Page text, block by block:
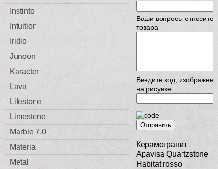
Instinto
Intuition
Iridio
Junoon
Karacter
Lava
Lifestone
Limestone
Marble 7.0
Materia
Metal
Ваши вопросы
товара
Введите код,
на рисунке
Отправить
Керамогранит
Apavisa Quartzstone
Habitat rosso